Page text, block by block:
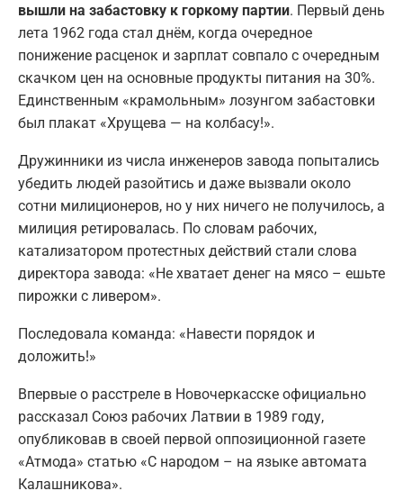
вышли на забастовку к горкому партии. Первый день
лета 1962 года стал днём, когда очередное
понижение расценок и зарплат совпало с очередным
скачком цен на основные продукты питания на 30%.
Единственным «крамольным» лозунгом забастовки
был плакат «Хрущева — на колбасу!».
Дружинники из числа инженеров завода попытались
убедить людей разойтись и даже вызвали около
сотни милиционеров, но у них ничего не получилось, а
милиция ретировалась. По словам рабочих,
катализатором протестных действий стали слова
директора завода: «Не хватает денег на мясо – ешьте
пирожки с ливером».
Последовала команда: «Навести порядок и
доложить!»
Впервые о расстреле в Новочеркасске официально
рассказал Союз рабочих Латвии в 1989 году,
опубликовав в своей первой оппозиционной газете
«Атмода» статью «С народом – на языке автомата
Калашникова».